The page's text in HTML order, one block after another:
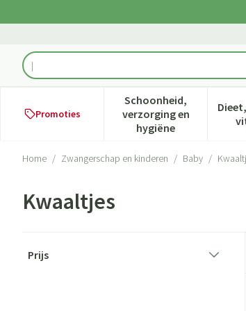
Product, merk, categorie...
Promoties
Schoonheid,
verzorging en
hygiëne
Toon submenu
Home / Zwangerschap en kinderen / Baby /
Kwaaltjes
Prijs